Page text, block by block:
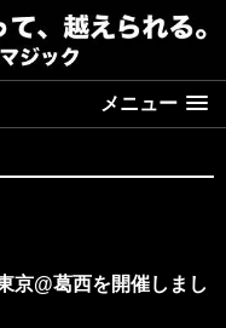
メニュー
京@葛西を開催しまし